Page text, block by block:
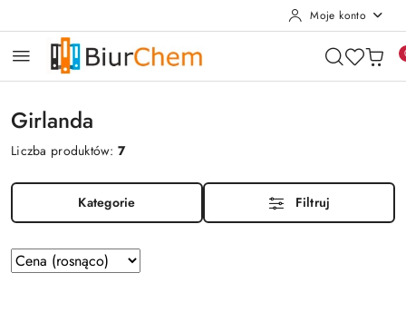
Moje konto
Girlanda
Liczba produktów:7
Kategorie Filtruj
Zastosowano
sortowanie:
Sortuj
według